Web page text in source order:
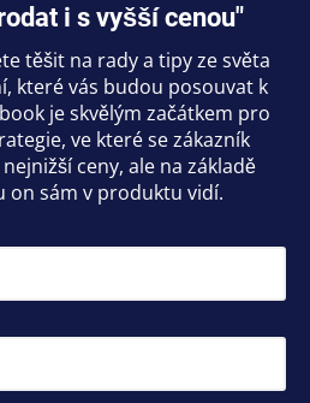
i s vyšší cenou"
těšit na rady a tipy ze světa
které vás budou posouvat k
je skvělým začátkem pro
ve které se zákazník
ceny, ale na základě
on sám v produktu vidí.